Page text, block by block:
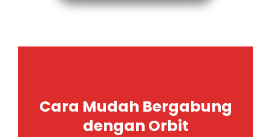
Cara Mudah Bergabung
dengan Orbit